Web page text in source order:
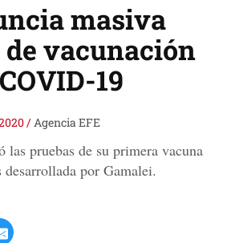
masiva
vacunación
19
/Agencia EFE
las pruebas de su primera vacuna
por Gamalei.